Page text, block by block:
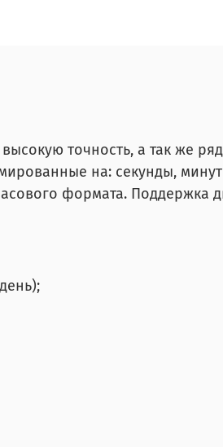
точность, а так же
на: секунды,
формата. Поддержка